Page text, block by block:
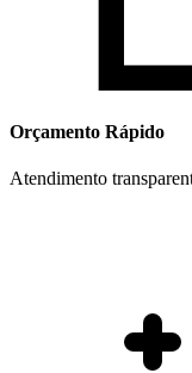
Orçamento Rápido
Atendimento